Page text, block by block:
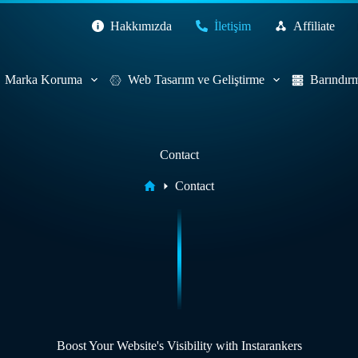
Hakkımızda İletişim Affiliate
Marka Koruma Web Tasarım ve Geliştirme
Contact
HomeContact
Boost Your Website's Visibility with Instarankers